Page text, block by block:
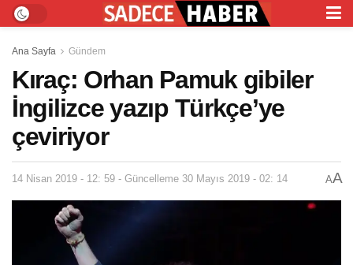
Ana Sayfa Gündem
Kıraç: Orhan Pamuk gibiler
İngilizce yazıp Türkçe’ye
çeviriyor
14 Nisan 2019 - 12: 59 - Güncelleme 30 Mayıs 2019 - 02: 14 AA